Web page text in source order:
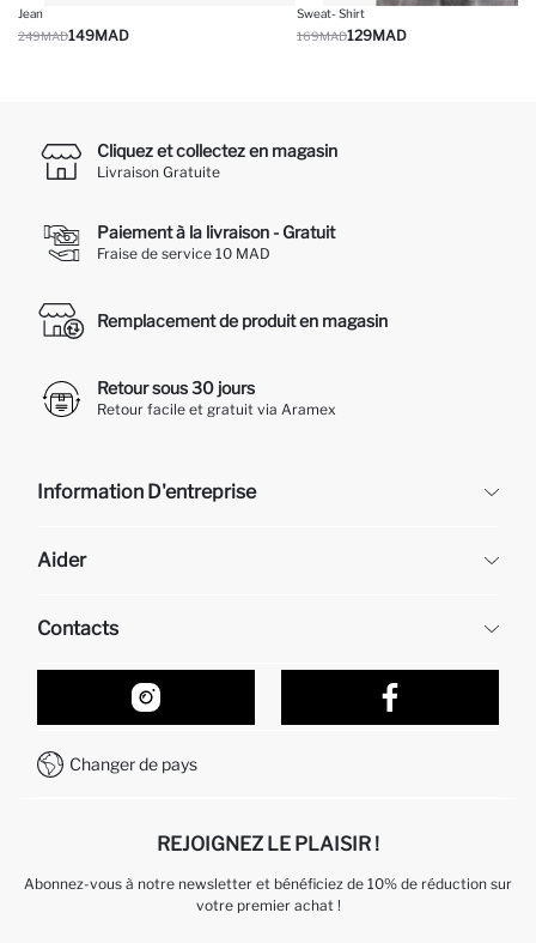
Jean
249MAD149MAD
Sweat- Shirt
169MAD129MAD
Cliquez et collectez en magasin
Livraison Gratuite
Paiement à la livraison - Gratuit
Fraise de service 10 MAD
Remplacement de produit en magasin
Retour sous 30 jours
Retour facile et gratuit via Aramex
Information D'entreprise
À propos de nous
Aider
Retour et changement
Suivi de la Commande
Comment acheter sur DeFacto ?
Comment payer sur DeFacto?
Contacts
Nos Magasins
Formulaire de contact
Service Client +212 525 076 633
Changer de pays
REJOIGNEZ LE PLAISIR !
Abonnez-vous à notre newsletter et bénéficiez de 10% de réduction sur
votre premier achat !